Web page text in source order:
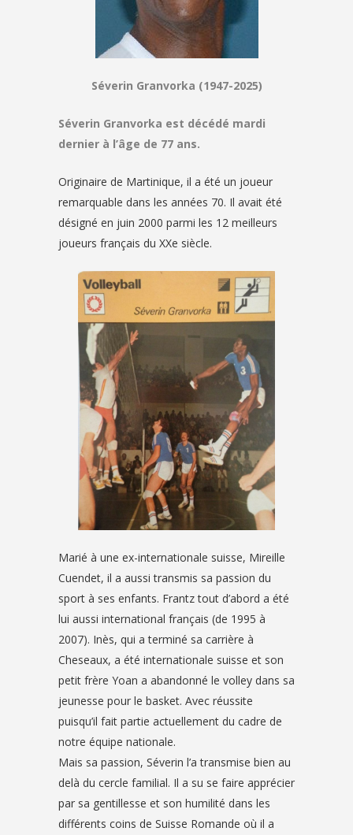
Séverin Granvorka (1947-2025)
Séverin Granvorka est décédé mardi
dernier à l’âge de 77 ans.
Originaire de Martinique, il a été un joueur
remarquable dans les années 70. Il avait été
désigné en juin 2000 parmi les 12 meilleurs
joueurs français du XXe siècle.
Marié à une ex-internationale suisse, Mireille
Cuendet, il a aussi transmis sa passion du
sport à ses enfants. Frantz tout d’abord a été
lui aussi international français (de 1995 à
2007). Inès, qui a terminé sa carrière à
Cheseaux, a été internationale suisse et son
petit frère Yoan a abandonné le volley dans sa
jeunesse pour le basket. Avec réussite
puisqu’il fait partie actuellement du cadre de
notre équipe nationale.
Mais sa passion, Séverin l’a transmise bien au
delà du cercle familial. Il a su se faire apprécier
par sa gentillesse et son humilité dans les
différents coins de Suisse Romande où il a